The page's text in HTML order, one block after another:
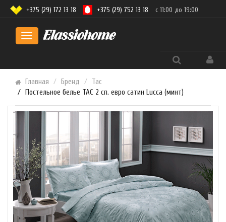
Toggle
+375 (29) 172 13 18 +375 (29) 752 13 18 с 11:00 до 19:00
Главная Бренд
Tac
Постельное белье TAC 2 сп. евро сатин Lucca (минт)